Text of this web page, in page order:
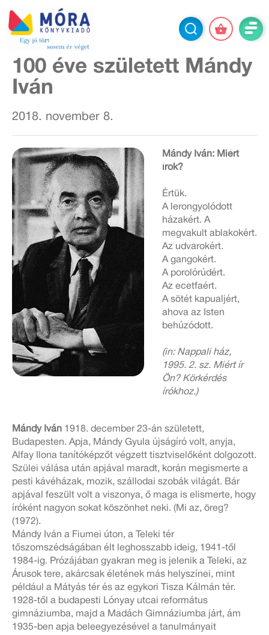
100 éve született Mándy
Iván
2018. november 8.
Mándy Iván: Miért
írok?
Értük.
A lerongyolódott
házakért. A
megvakult ablakokért.
Az udvarokért.
A gangokért.
A porolórúdért.
Az ecetfaért.
A sötét kapualjért,
ahova az Isten
behúzódott.
(in: Nappali ház,
1995. 2. sz. Miért ír
Ön? Körkérdés
írókhoz.)
Mándy Iván 1918. december 23-án született,
Budapesten. Apja, Mándy Gyula újságíró volt, anyja,
Alfay Ilona tanítóképzőt végzett tisztviselőként dolgozott.
Szülei válása után apjával maradt, korán megismerte a
pesti kávéházak, mozik, szállodai szobák világát. Bár
apjával feszült volt a viszonya, ő maga is elismerte, hogy
íróként nagyon sokat köszönhet neki. (Mi az, öreg?
(1972).
Mándy Iván a Fiumei úton, a Teleki tér
tőszomszédságában élt leghosszabb ideig, 1941-től
1984-ig. Prózájában gyakran meg is jelenik a Teleki, az
Árusok tere, akárcsak életének más helyszínei, mint
például a Mátyás tér és az egykori Tisza Kálmán tér.
1928-től a budapesti Lónyay utcai református
gimnáziumba, majd a Madách Gimnáziumba járt, ám
1935-ben apja beleegyezésével a tanulmányait